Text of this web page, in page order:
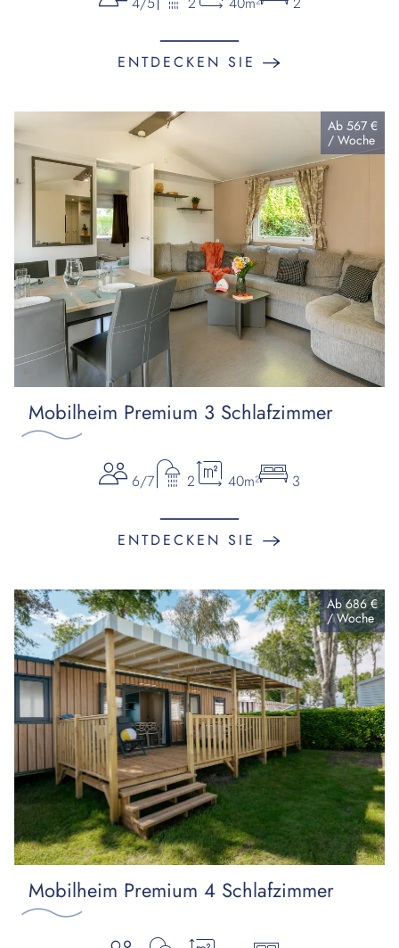
ENTDECKEN SIE
Ab 567 €
/ Woche
Mobilheim Premium 3 Schlafzimmer
6/7 2 40m² 3
ENTDECKEN SIE
Ab686 €
/Woche
Mobilheim Premium 4 Schlafzimmer